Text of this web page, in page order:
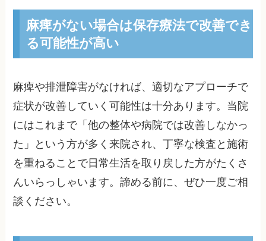
麻痺がない場合は保存療法で改善でき
る可能性が高い
麻痺や排泄障害がなければ、適切なアプローチで
症状が改善していく可能性は十分あります。当院
にはこれまで「他の整体や病院では改善しなかっ
た」という方が多く来院され、丁寧な検査と施術
を重ねることで日常生活を取り戻した方がたくさ
んいらっしゃいます。諦める前に、ぜひ一度ご相
談ください。